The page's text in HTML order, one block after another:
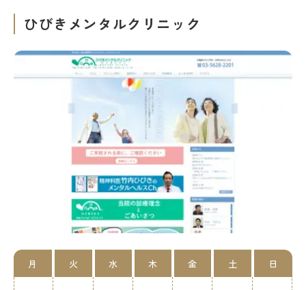
ひびきメンタルクリニック
月 火 水 木 金 土 日